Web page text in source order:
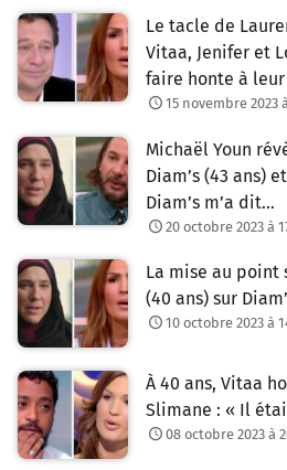
Le tacle de
Vitaa, Jenifer et
faire honte à
15 novembre 2023
Michaël Youn
Diam’s (43 ans)
Diam’s m’a dit…
20 octobre 2023 à
La mise au point
(40 ans) sur
10 octobre 2023 à
À 40 ans, Vitaa
Slimane : « Il
08 octobre 2023 à